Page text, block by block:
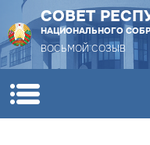
СОВЕТ
НАЦИОНАЛЬНОГО
ВОСЬМОЙ СОЗЫВ